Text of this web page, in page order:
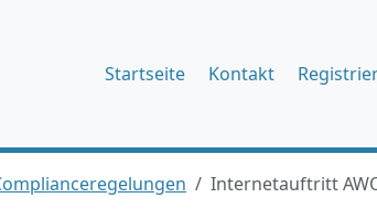
Startseite Kontakt
Internetauftritt